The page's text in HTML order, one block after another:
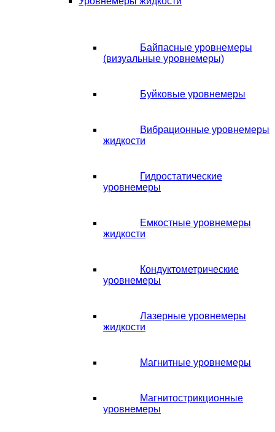
Байпасные уровнемеры
(визуальные уровнемеры)
Буйковые уровнемеры
Вибрационные уровнемеры
жидкости
Гидростатические
уровнемеры
Емкостные уровнемеры
жидкости
Кондуктометрические
уровнемеры
Лазерные уровнемеры
жидкости
Магнитные уровнемеры
Магнитострикционные
уровнемеры